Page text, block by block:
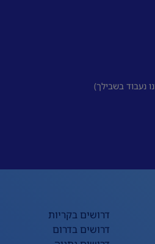
נעבוד בשבילך)
דרושים בקריות
דרושים בדרום